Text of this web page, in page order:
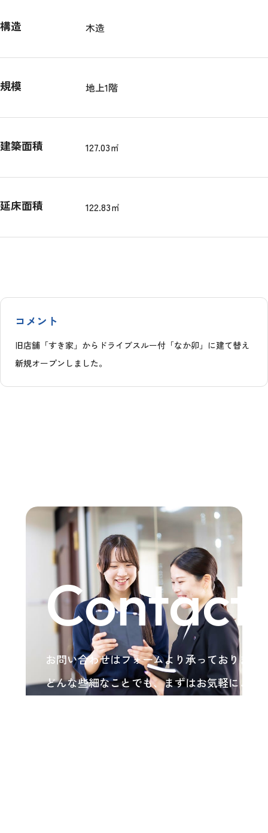
構造 木造
規模 地上1階
建築面積 127.03㎡
延床面積 122.83㎡
コメント
旧店舗「すき家」からドライブスルー付「なか卯」に建て替え
新規オープンしました。
Contact
お問い合わせはフォームより承っております
どんな些細なことでも、まずはお気軽にご相